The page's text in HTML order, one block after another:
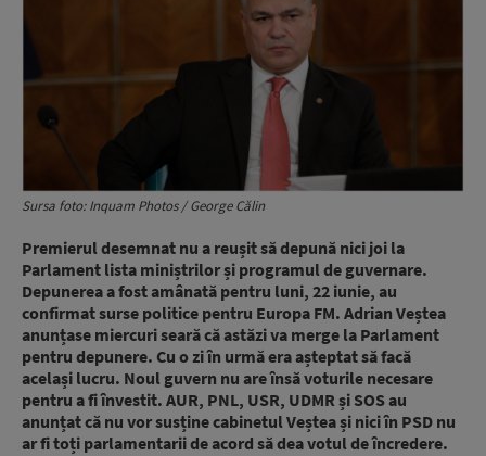
Sursa foto: Inquam Photos / George Călin
Premierul desemnat nu a reușit să depună nici joi la
Parlament lista miniștrilor și programul de guvernare.
Depunerea a fost amânată pentru luni, 22 iunie, au
confirmat surse politice pentru Europa FM. Adrian Veștea
anunțase miercuri seară că astăzi va merge la Parlament
pentru depunere. Cu o zi în urmă era așteptat să facă
același lucru. Noul guvern nu are însă voturile necesare
pentru a fi învestit. AUR, PNL, USR, UDMR și SOS au
anunțat că nu vor susține cabinetul Veștea și nici în PSD nu
ar fi toți parlamentarii de acord să dea votul de încredere.